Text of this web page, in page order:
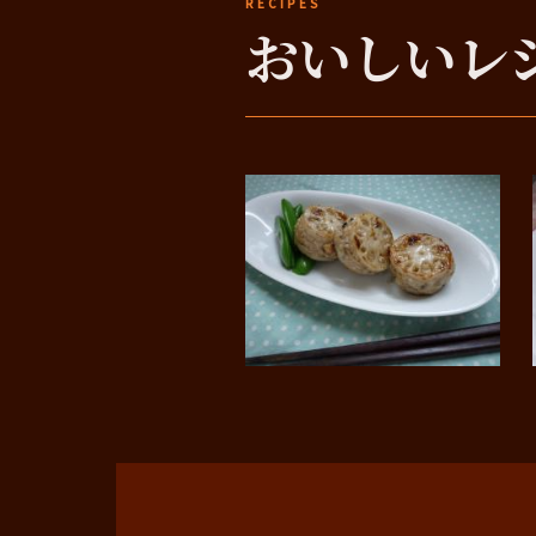
おいしいレ